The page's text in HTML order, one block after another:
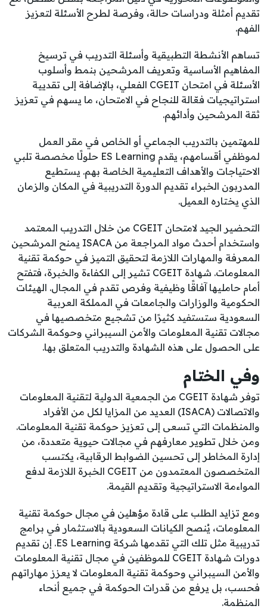
تقديم أمثلة ودراسات حالة، وفرصة لطرح الأسئلة لتعزيز
الفهم.
تساهم الأنشطة التطبيقية وأسئلة التدريب في ترسيخ
المفاهيم الأساسية وتعريف المرشحين بنمط وأسلوب
الأسئلة في امتحان CGEIT الفعلي، بالإضافة إلى تقديية
استراتيجيات فعّالة للنجاح في الامتحان، ما يسهم في تعزيز
ثقة المرشحين وأدائهم.
للمهتمين بالتدريب الجماعي أو الخاص في مقر العمل
لموظفي أقسامهم، يقدم ES Learning حلولًا مخصصة تلبي
الاحتياجات والأهداف التعليمية الخاصة بهم. يستطيع
المدربون الخبراء تقديم الدورة التدريبية في المكان والزمان
الذي يختاره العميل.
التحضير الجيد لامتحان CGEIT من خلال التدريب المعتمد
واستخدام أحدث مواد المراجعة من ISACA يمنح المرشحين
المعرفة والمهارات اللازمة لتحقيق التميز في حوكمة تقنية
المعلومات. شهادة CGEIT تشير إلى الكفاءة والخبرة، فتفتح
أمام حامليها آفاقًا وظيفية وفرص تقدم في المجال. الهيئات
الحكومية والوزارات والجامعات في المملكة العربية
السعودية ستستفيد كثيرًا من تشجيع متخصصيها في
مجالات تقنية المعلومات والأمن السيبراني وحوكمة الشركات
على الحصول على هذه الشهادة والتدريب المتعلق بها.
وفي الختام
توفر شهادة CGEIT من الجمعية الدولية لتقنية المعلومات
والاتصالات (ISACA) العديد من المزايا لكل من الأفراد
والمنظمات التي تسعى إلى تعزيز حوكمة تقنية المعلومات.
ومن خلال تطوير معارفهم في مجالات حيوية متعددة، من
إدارة المخاطر إلى تحسين الضوابط الرقابية، يكتسب
المتخصصون المعتمدون من CGEIT الخبرة اللازمة لدفع
المواءمة الاستراتيجية وتقديم القيمة.
ومع تزايد الطلب على قادة مؤهلين في مجال حوكمة تقنية
المعلومات، يُنصح الكيانات السعودية بالاستثمار في برامج
تدريبية مثل تلك التي تقدمها شركة ES Learning. إن تقديم
دورات شهادة CGEIT للموظفين في مجال تقنية المعلومات
والأمن السيبراني وحوكمة تقنية المعلومات لا يعزز مهاراتهم
فحسب، بل يرفع من قدرات الحوكمة في جميع أنحاء
المنظمة.